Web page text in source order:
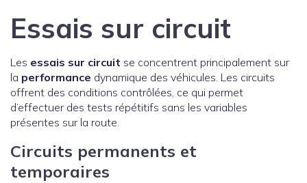
Essais sur circuit
Les essais sur circuit se concentrent principalement sur
la performance dynamique des véhicules. Les circuits
offrent des conditions contrôlées, ce qui permet
d’effectuer des tests répétitifs sans les variables
présentes sur la route.
Circuits permanents et
temporaires